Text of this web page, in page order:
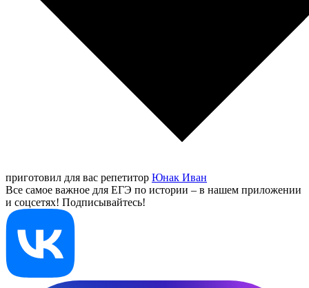
приготовил для вас репетитор Юнак Иван
Все самое важное для ЕГЭ по истории – в нашем приложении
и соцсетях! Подписывайтесь!